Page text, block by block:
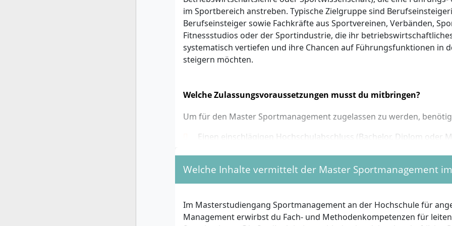
im Sportbereich anstreben. Typische Zielgruppe sind
Berufseinsteiger sowie Fachkräfte aus Sportvereinen, Verbänden,
Fitnessstudios oder der Sportindustrie, die ihr
systematisch vertiefen und ihre Chancen auf Führungsfunktionen in
steigern möchten.
Welche Zulassungsvoraussetzungen musst du mitbringen?
Um für den Master Sportmanagement zugelassen zu werden,
Einen einschlägigen Hochschulabschluss (Bachelor, Diplom oder
Auch Bewerbungen mit einem fachähnlichen Abschluss sind
mindestens 90 ECTS in relevanten Modulen erbracht wurden.
ECTS statt 210), kannst du über ein Vorkursprogramm oder die
Praxisleistungen nachqualifizieren.
Welche Inhalte vermittelt der Master Sportmanagement
Im Masterstudiengang Sportmanagement an der Hochschule für
Management erwirbst du Fach- und Methodenkompetenzen für